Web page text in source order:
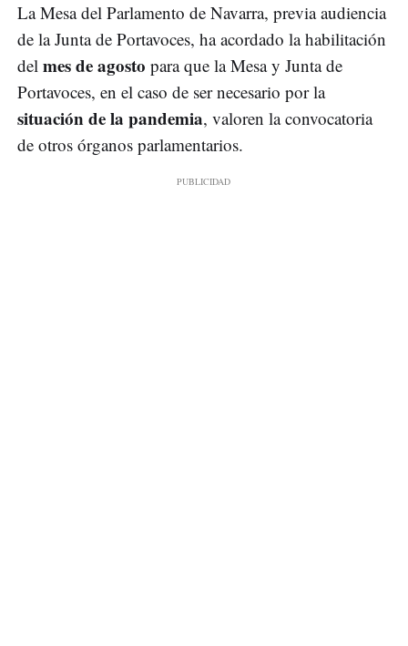
La Mesa del Parlamento de Navarra, previa audiencia
de la Junta de Portavoces, ha acordado la habilitación
del mes de agosto para que la Mesa y Junta de
Portavoces, en el caso de ser necesario por la
situación de la pandemia, valoren la convocatoria
de otros órganos parlamentarios.